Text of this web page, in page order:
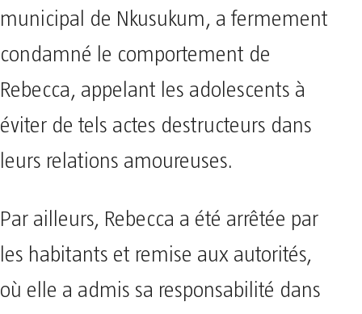
municipal de Nkusukum, a fermement
condamné le comportement de
Rebecca, appelant les adolescents à
éviter de tels actes destructeurs dans
leurs relations amoureuses.
Par ailleurs, Rebecca a été arrêtée par
les habitants et remise aux autorités,
où elle a admis sa responsabilité dans